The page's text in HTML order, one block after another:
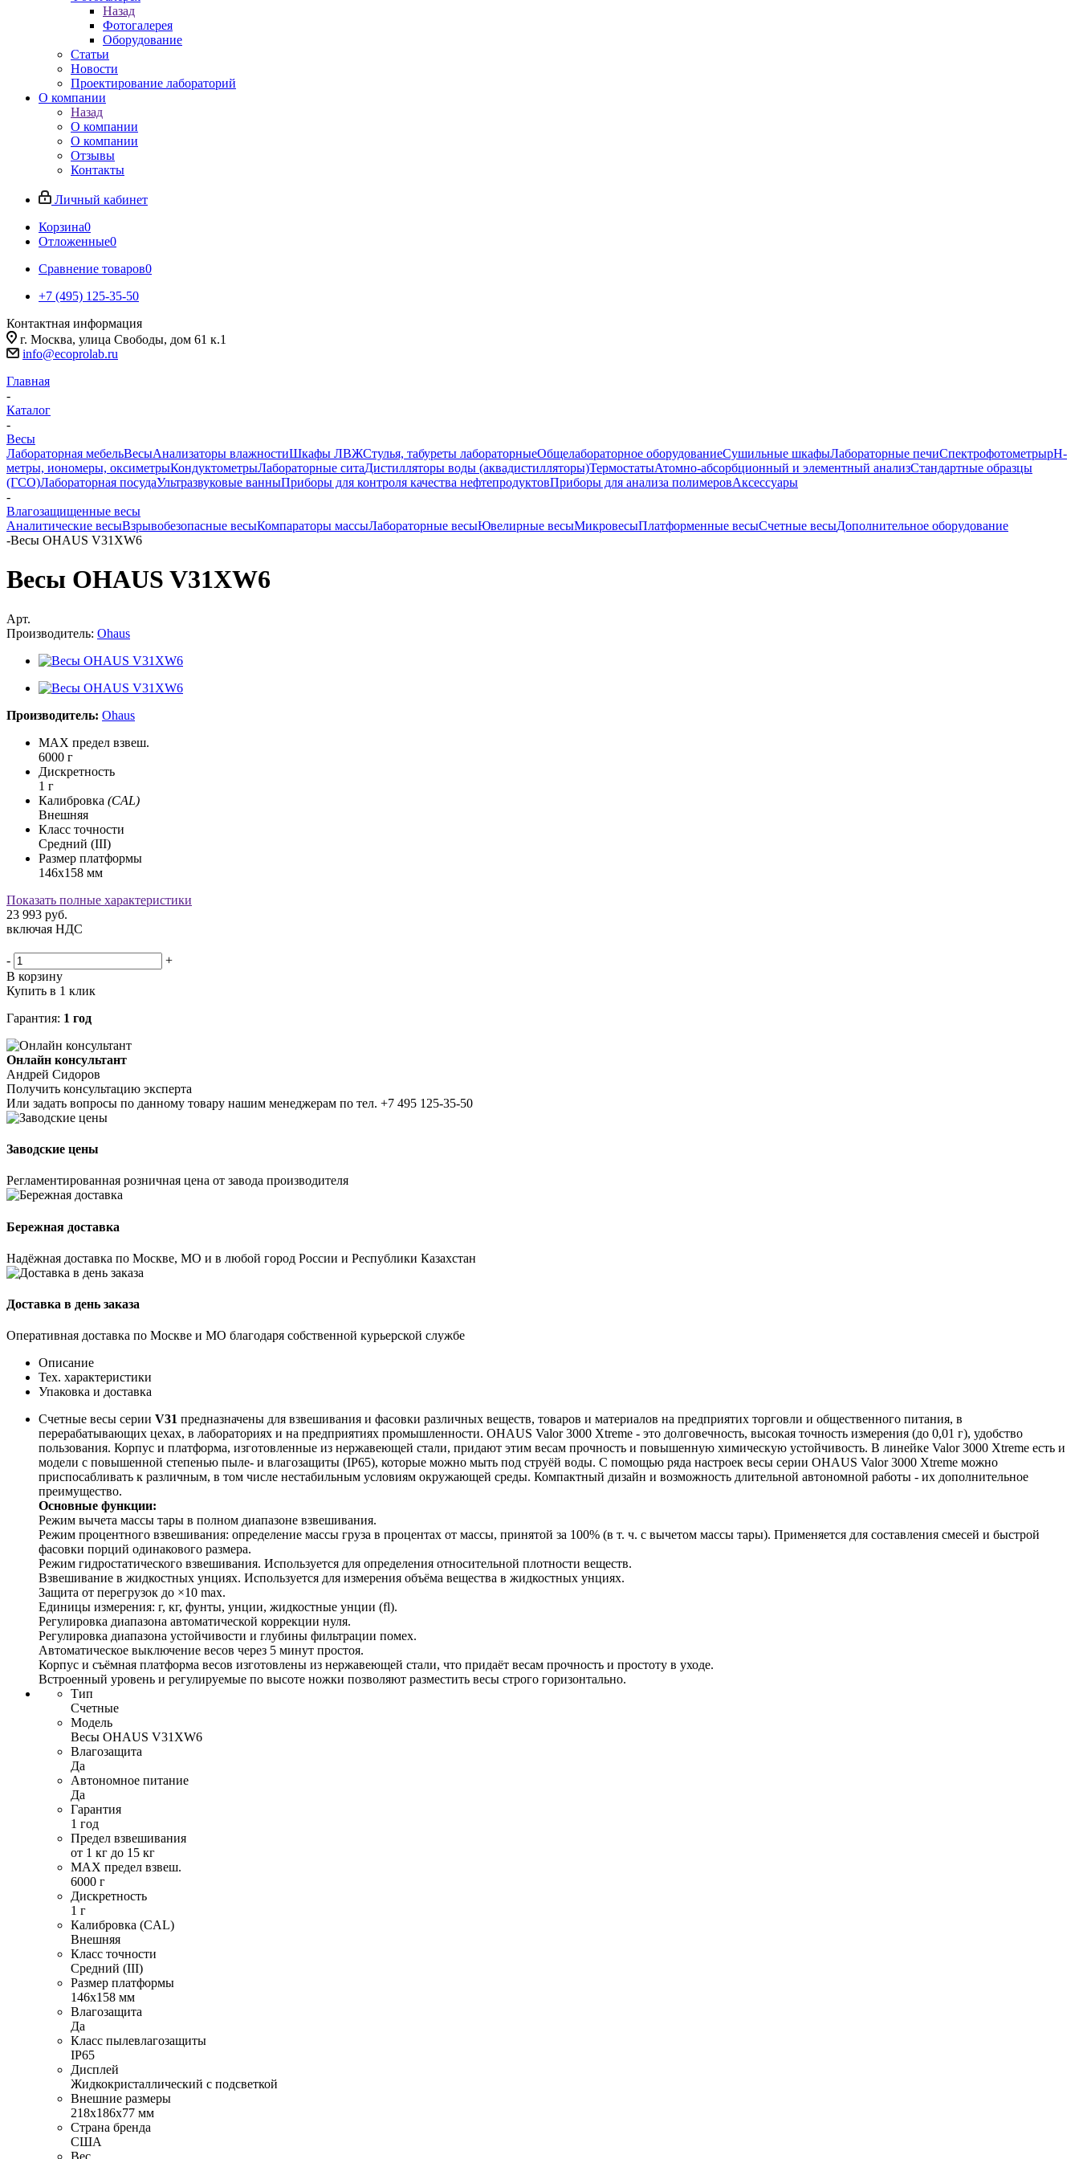
Назад
Фотогалерея
Оборудование
Статьи
Новости
Проектирование лабораторий
О компании
Назад
О компании
О компании
Отзывы
Контакты
Личный кабинет
Корзина0
Отложенные0
Сравнение товаров0
+7 (495) 125-35-50
Контактная информация
г. Москва, улица Свободы, дом 61 к.1
info@ecoprolab.ru
Главная
-
Каталог
-
Весы
Лабораторная мебельВесыАнализаторы влажностиШкафы ЛВЖСтулья, табуреты лабораторныеОбщелабораторное оборудованиеСушильные шкафыЛабораторные печиСпектрофотометрыpH-
метры, иономеры, оксиметрыКондуктометрыЛабораторные ситаДистилляторы воды (аквадистилляторы)ТермостатыАтомно-абсорбционный и элементный анализСтандартные образцы
(ГСО)Лабораторная посудаУльтразвуковые ванныПриборы для контроля качества нефтепродуктовПриборы для анализа полимеровАксессуары
-
Влагозащищенные весы
Аналитические весыВзрывобезопасные весыКомпараторы массыЛабораторные весыЮвелирные весыМикровесыПлатформенные весыСчетные весыДополнительное оборудование
-Весы OHAUS V31XW6
Весы OHAUS V31XW6
Арт.
Производитель: Ohaus
Производитель: Ohaus
MAX предел взвеш.
6000 г
Дискретность
1 г
Калибровка (CAL)
Внешняя
Класс точности
Средний (III)
Размер платформы
146х158 мм
Показать полные характеристики
23 993 руб.
включая НДС
-
+
В корзину
Купить в 1 клик
Гарантия: 1 год
Онлайн консультант
Андрей Сидоров
Получить консультацию эксперта
Или задать вопросы по данному товару нашим менеджерам по тел. +7 495 125-35-50
Заводские цены
Регламентированная розничная цена от завода производителя
Бережная доставка
Надёжная доставка по Москве, МО и в любой город России и Республики Казахстан
Доставка в день заказа
Оперативная доставка по Москве и МО благодаря собственной курьерской службе
Описание
Тех. характеристики
Упаковка и доставка
Счетные весы серии V31 предназначены для взвешивания и фасовки различных веществ, товаров и материалов на предприятих торговли и общественного питания, в
перерабатывающих цехах, в лабораториях и на предприятиях промышленности. OHAUS Valor 3000 Xtreme - это долговечность, высокая точность измерения (до 0,01 г), удобство
пользования. Корпус и платформа, изготовленные из нержавеющей стали, придают этим весам прочность и повышенную химическую устойчивость. В линейке Valor 3000 Xtreme есть и
модели с повышенной степенью пыле- и влагозащиты (IP65), которые можно мыть под струёй воды. С помощью ряда настроек весы серии OHAUS Valor 3000 Xtreme можно
приспосабливать к различным, в том числе нестабильным условиям окружающей среды. Компактный дизайн и возможность длительной автономной работы - их дополнительное
преимущество.
Основные функции:
Режим вычета массы тары в полном диапазоне взвешивания.
Режим процентного взвешивания: определение массы груза в процентах от массы, принятой за 100% (в т. ч. с вычетом массы тары). Применяется для составления смесей и быстрой
фасовки порций одинакового размера.
Режим гидростатического взвешивания. Используется для определения относительной плотности веществ.
Взвешивание в жидкостных унциях. Используется для измерения объёма вещества в жидкостных унциях.
Защита от перегрузок до ×10 max.
Единицы измерения: г, кг, фунты, унции, жидкостные унции (fl).
Регулировка диапазона автоматической коррекции нуля.
Регулировка диапазона устойчивости и глубины фильтрации помех.
Автоматическое выключение весов через 5 минут простоя.
Корпус и съёмная платформа весов изготовлены из нержавеющей стали, что придаёт весам прочность и простоту в уходе.
Встроенный уровень и регулируемые по высоте ножки позволяют разместить весы строго горизонтально.
Тип
Счетные
Модель
Весы OHAUS V31XW6
Влагозащита
Да
Автономное питание
Да
Гарантия
1 год
Предел взвешивания
от 1 кг до 15 кг
MAX предел взвеш.
6000 г
Дискретность
1 г
Калибровка (CAL)
Внешняя
Класс точности
Средний (III)
Размер платформы
146х158 мм
Влагозащита
Да
Класс пылевлагозащиты
IP65
Дисплей
Жидкокристаллический с подсветкой
Внешние размеры
218х186х77 мм
Страна бренда
США